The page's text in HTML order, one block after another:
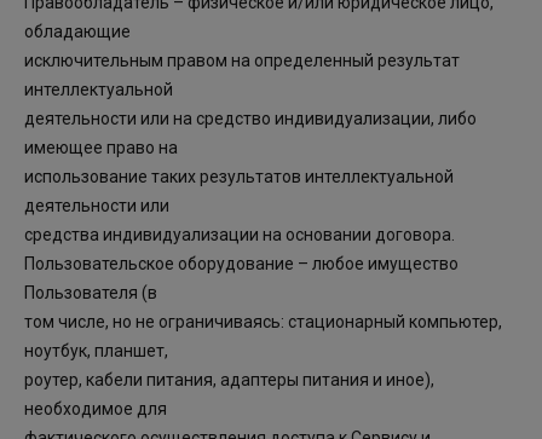
обладающие
исключительным правом на определенный результат
интеллектуальной
деятельности или на средство индивидуализации, либо
имеющее право на
использование таких результатов интеллектуальной
деятельности или
средства индивидуализации на основании договора.
Пользовательское оборудование – любое имущество
Пользователя (в
том числе, но не ограничиваясь: стационарный компьютер,
ноутбук, планшет,
роутер, кабели питания, адаптеры питания и иное),
необходимое для